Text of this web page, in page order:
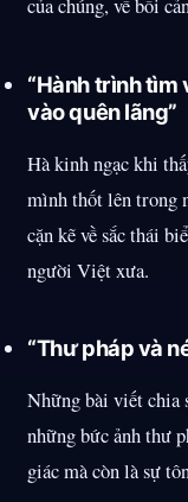
của chúng, về bối
“Hành trình tìm
vào quên lãng”
Hà kinh ngạc khi
mình thốt lên trong
cặn kẽ về sắc thái
người Việt xưa.
“Thư pháp và
Những bài viết chia
những bức ảnh thư
giác mà còn là sự